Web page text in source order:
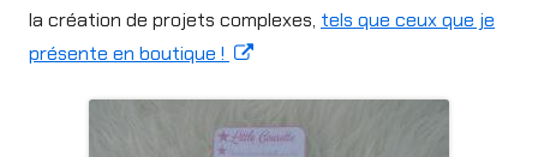
la création de projets complexes, tels que ceux que je
présente en boutique !
a